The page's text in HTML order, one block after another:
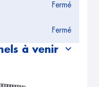
Fermé
Fermé
à venir